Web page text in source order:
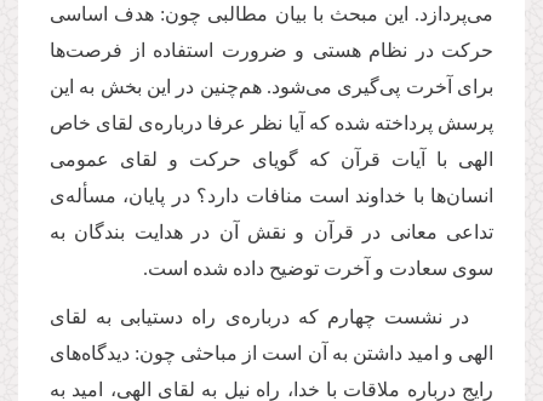
می‌پردازد. این مبحث با بیان مطالبی چون: هدف اساسی
حركت در نظام هستی و ضرورت استفاده از فرصت‌ها
برای آخرت پی‌گیری می‌شود. هم‌چنین در این بخش به این
پرسش پرداخته شده كه آیا نظر عرفا درباره‌ى لقای خاص
الهی با آیات قرآن كه گویای حركت و لقای عمومی
انسان‌ها با خداوند است منافات دارد؟ در پایان، مسأله‌ى
تداعی معانی در قرآن و نقش آن در هدایت بندگان به
سوی سعادت و آخرت توضیح داده شده است.
در نشست چهارم كه درباره‌ى راه دستیابی به لقای
الهی و امید داشتن به آن است از مباحثی چون: دیدگاه‌های‌
رایج درباره ملاقات با خدا، راه نیل به لقای الهی، امید به